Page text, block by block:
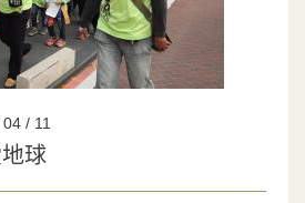
/ 11
球